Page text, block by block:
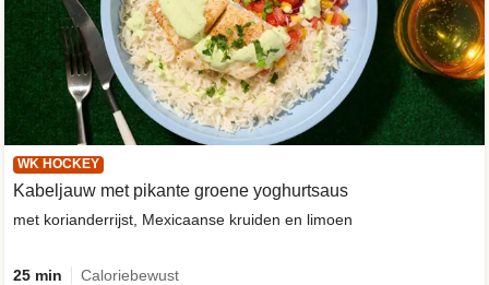
WK HOCKEY
Kabeljauw met pikante groene yoghurtsaus
met korianderrijst, Mexicaanse kruiden en limoen
25 min Caloriebewust